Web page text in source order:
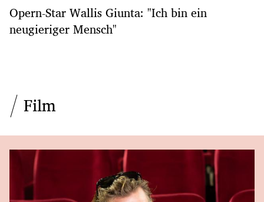
Opern-Star Wallis Giunta: "Ich bin ein
neugieriger Mensch"
Film